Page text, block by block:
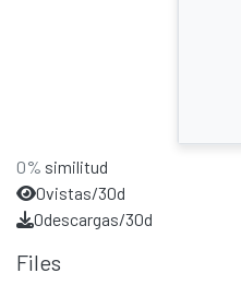
0% similitud
0vistas/30d
0descargas/30d
Files